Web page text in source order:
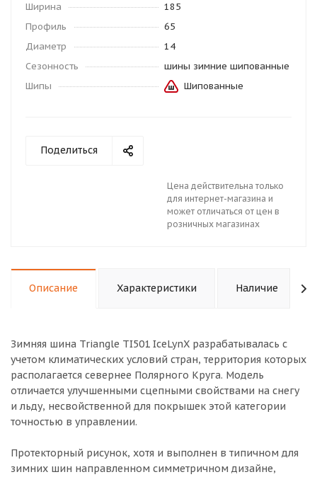
Ширина
185
Профиль
65
Диаметр
14
Сезонность
шины зимние шипованные
Шипы
Шипованные
Поделиться
Цена действительна только
для интернет-магазина и
может отличаться от цен в
розничных магазинах
Описание Характеристики Наличие
Зимняя шина Triangle TI501 IceLynX разрабатывалась с
учетом климатических условий стран, территория которых
располагается севернее Полярного Круга. Модель
отличается улучшенными сцепными свойствами на снегу
и льду, несвойственной для покрышек этой категории
точностью в управлении.
Протекторный рисунок, хотя и выполнен в типичном для
зимних шин направленном симметричном дизайне,